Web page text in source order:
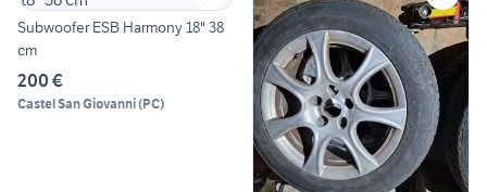
Subwoofer ESB Harmony 18" 38
cm
200 €
Castel San Giovanni(PC)